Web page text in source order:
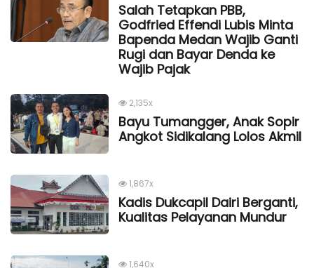
Salah Tetapkan PBB,
Godfried Effendi Lubis Minta
Bapenda Medan Wajib Ganti
Rugi dan Bayar Denda ke
Wajib Pajak
2,135x
Bayu Tumangger, Anak Sopir
Angkot Sidikalang Lolos Akmil
1,867x
Kadis Dukcapil Dairi Berganti,
Kualitas Pelayanan Mundur
1,640x